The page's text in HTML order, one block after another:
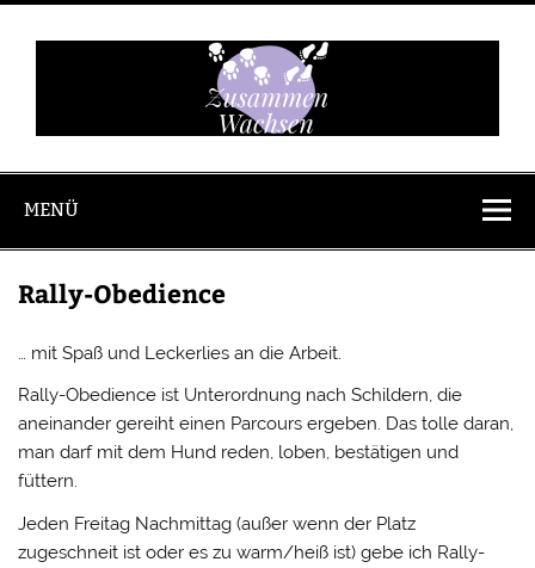
Zum
springen
Wachsen
MENÜ
Rally-Obedience
… mit Spaß und Leckerlies an die Arbeit.
Rally-Obedience ist Unterordnung nach Schildern, die
aneinander gereiht einen Parcours ergeben. Das tolle daran,
man darf mit dem Hund reden, loben, bestätigen und
füttern.
Jeden Freitag Nachmittag (außer wenn der Platz
zugeschneit ist oder es zu warm/heiß ist) gebe ich Rally-